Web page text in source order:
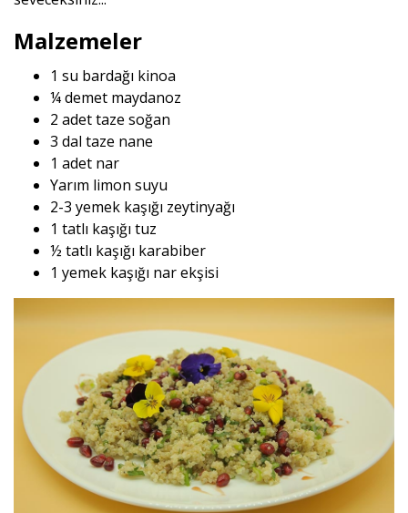
Malzemeler
1 su bardağı kinoa
¼ demet maydanoz
2 adet taze soğan
3 dal taze nane
1 adet nar
Yarım limon suyu
2-3 yemek kaşığı zeytinyağı
1 tatlı kaşığı tuz
½ tatlı kaşığı karabiber
1 yemek kaşığı nar ekşisi